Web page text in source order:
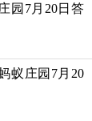
园7月20日答
蚁庄园7月20